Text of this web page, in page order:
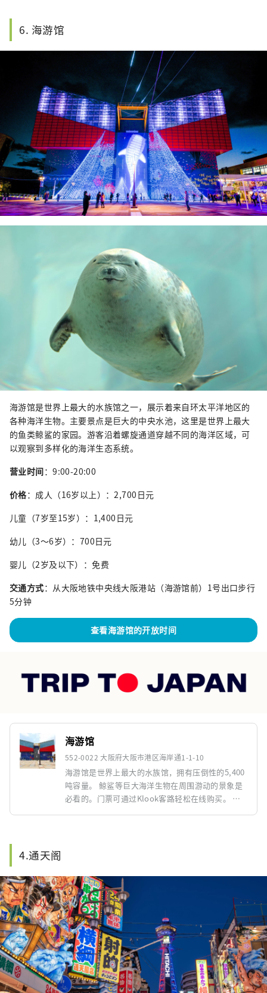
的地方。请来参观我们！
6. 海游馆
海游馆是世界上最大的水族馆之一，展示着来自环太平洋地区的
各种海洋生物。主要景点是巨大的中央水池，这里是世界上最大
的鱼类鲸鲨的家园。游客沿着螺旋通道穿越不同的海洋区域，可
以观察到多样化的海洋生态系统。
营业时间：9:00-20:00
价格：成人（16岁以上）：2,700日元
儿童（7岁至15岁）：1,400日元
幼儿（3～6岁）：700日元
婴儿（2岁及以下）：免费
交通方式：从大阪地铁中央线大阪港站（海游馆前）1号出口步行
5分钟
查看海游馆的开放时间
海游馆
552-0022 大阪府大阪市港区海岸通1-1-10
海游馆是世界上最大的水族馆，拥有压倒性的5,400
吨容量。 鲸鲨等巨大海洋生物在周围游动的景象是
必看的。门票可通过Klook客路轻松在线购买。 作
4.通天阁